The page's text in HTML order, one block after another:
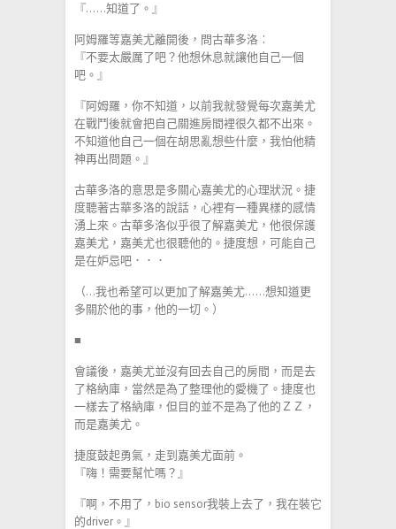
『……知道了。』
阿姆羅等嘉美尤離開後，問古華多洛︰
『不要太嚴厲了吧？他想休息就讓他自己一個
吧。』
『阿姆羅，你不知道，以前我就發覺每次嘉美尤
在戰鬥後就會把自己關進房間裡很久都不出來。
不知道他自己一個在胡思亂想些什麼，我怕他精
神再出問題。』
古華多洛的意思是多關心嘉美尤的心理狀況。捷
度聽著古華多洛的說話，心裡有一種異樣的感情
湧上來。古華多洛似乎很了解嘉美尤，他很保護
嘉美尤，嘉美尤也很聽他的。捷度想，可能自己
是在妒忌吧．．．
（…我也希望可以更加了解嘉美尤……想知道更
多關於他的事，他的一切。）
■
會議後，嘉美尤並沒有回去自己的房間，而是去
了格納庫，當然是為了整理他的愛機了。捷度也
一樣去了格納庫，但目的並不是為了他的ＺＺ，
而是嘉美尤。
捷度鼓起勇氣，走到嘉美尤面前。
『嗨！需要幫忙嗎？』
『啊，不用了，bio sensor我裝上去了，我在裝它
的driver。』